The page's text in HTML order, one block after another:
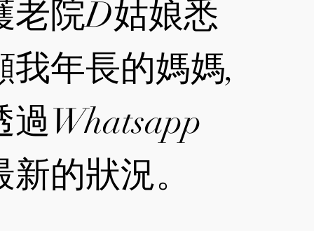
老院D姑娘悉
我年長的媽媽,
過Whatsapp
的狀況。